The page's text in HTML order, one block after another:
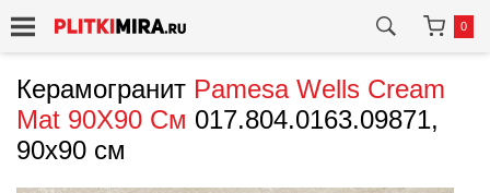
0
Керамогранит Pamesa Wells Cream
Mat 90X90 См 017.804.0163.09871,
90x90 см